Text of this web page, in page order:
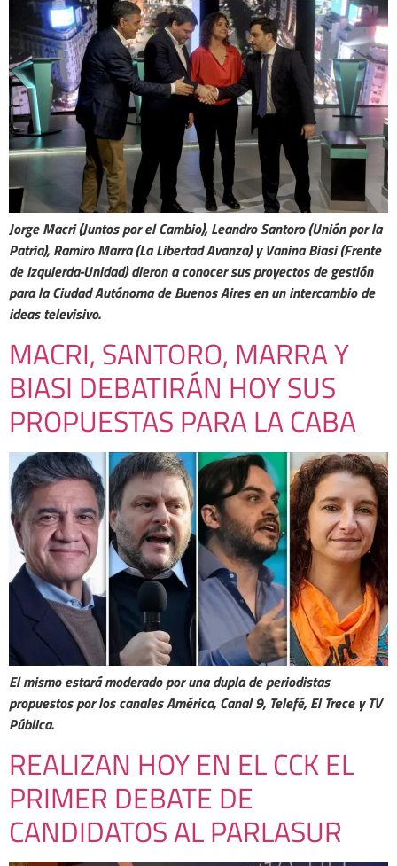
Jorge Macri (Juntos por el Cambio), Leandro Santoro (Unión por la
Patria), Ramiro Marra (La Libertad Avanza) y Vanina Biasi (Frente
de Izquierda-Unidad) dieron a conocer sus proyectos de gestión
para la Ciudad Autónoma de Buenos Aires en un intercambio de
ideas televisivo.
MACRI, SANTORO, MARRA Y
BIASI DEBATIRÁN HOY SUS
PROPUESTAS PARA LA CABA
El mismo estará moderado por una dupla de periodistas
propuestos por los canales América, Canal 9, Telefé, El Trece y TV
Pública.
REALIZAN HOY EN EL CCK EL
PRIMER DEBATE DE
CANDIDATOS AL PARLASUR